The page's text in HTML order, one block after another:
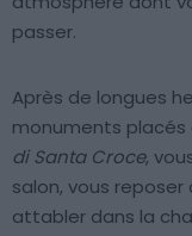
passer.
Après de longues
monuments placés
di Santa Croce,
salon, vous
attabler dans la